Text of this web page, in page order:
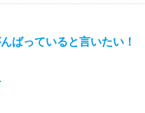
ばっていると言いたい！